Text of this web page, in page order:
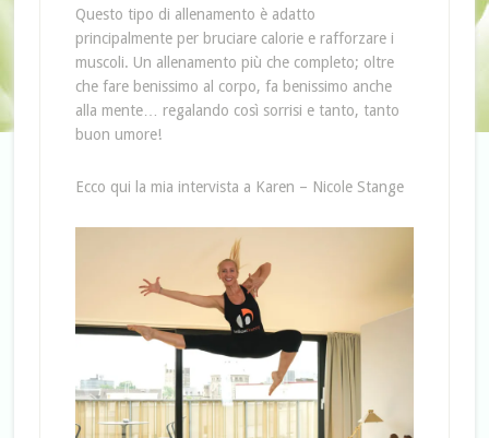
Questo tipo di allenamento è adatto
principalmente per bruciare calorie e rafforzare i
muscoli. Un allenamento più che completo; oltre
che fare benissimo al corpo, fa benissimo anche
alla mente… regalando così sorrisi e tanto, tanto
buon umore!
Ecco qui la mia intervista a Karen – Nicole Stange